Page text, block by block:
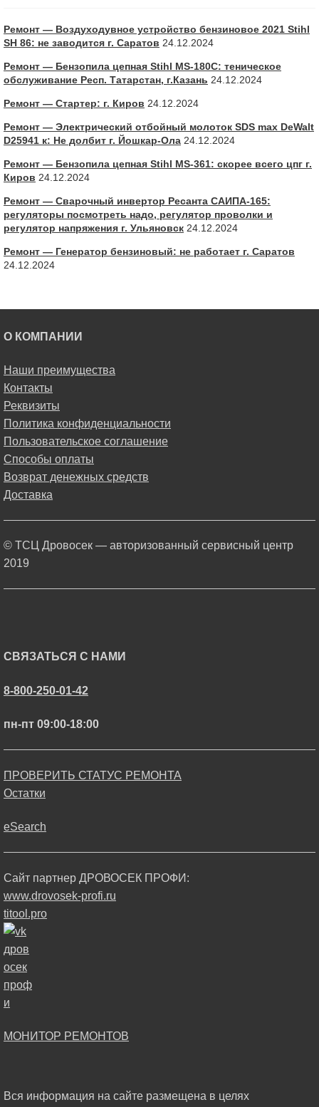
Ремонт — Воздуходувное устройство бензиновое 2021 Stihl
SH 86: не заводится г. Саратов 24.12.2024
Ремонт — Бензопила цепная Stihl MS-180С: теническое
обслуживание Респ. Татарстан, г.Казань 24.12.2024
Ремонт — Стартер: г. Киров 24.12.2024
Ремонт — Электрический отбойный молоток SDS max DeWalt
D25941 к: Не долбит г. Йошкар-Ола 24.12.2024
Ремонт — Бензопила цепная Stihl MS-361: скорее всего цпг г.
Киров 24.12.2024
Ремонт — Сварочный инвертор Ресанта САИПА-165:
регуляторы посмотреть надо, регулятор проволки и
регулятор напряжения г. Ульяновск 24.12.2024
Ремонт — Генератор бензиновый: не работает г. Саратов
24.12.2024
О КОМПАНИИ
Наши преимущества
Контакты
Реквизиты
Политика конфиденциальности
Пользовательское соглашение
Способы оплаты
Возврат денежных средств
Доставка
© ТСЦ Дровосек — авторизованный сервисный центр
2019
СВЯЗАТЬСЯ С НАМИ
8-800-250-01-42
пн-пт 09:00-18:00
ПРОВЕРИТЬ СТАТУС РЕМОНТА
Остатки
eSearch
Сайт партнер ДРОВОСЕК ПРОФИ:
www.drovosek-profi.ru
titool.pro
МОНИТОР РЕМОНТОВ
Вся информация на сайте размещена в целях